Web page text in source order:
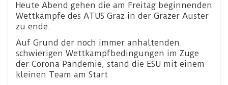
Heute Abend gehen die am Freitag beginnenden
Wettkämpfe des ATUS Graz in der Grazer Auster
zu ende.
Auf Grund der noch immer anhaltenden
schwierigen Wettkampfbedingungen im Zuge
der Corona Pandemie, stand die ESU mit einem
kleinen Team am Start